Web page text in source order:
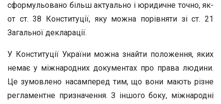
сформульовано більш актуально і юридичне точно, як-
от ст. 38 Конституції, яку можна порівняти зі ст. 21
Загальної декларації.
У Конституції України можна знайти положення, яких
немає у міжнародних документах про права людини.
Це зумовлено насамперед тим, що вони мають різне
регламентне призначення. З іншого боку, міжнародні